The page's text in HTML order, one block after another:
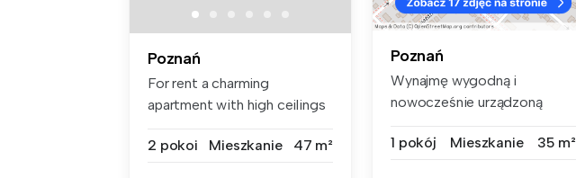
Poznań
For rent a charming
apartment with high ceilings
2 pokoi
Mieszkanie 47 m²
Poznań
Wynajmę wygodną i
nowocześnie urządzoną
1 pokój
Mieszkanie 35 m²